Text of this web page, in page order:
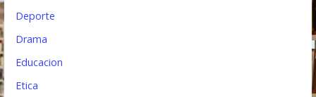
Deporte
Drama
Educacion
Etica